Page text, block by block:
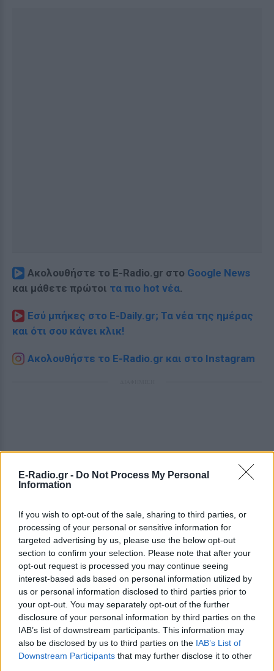
E-Radio.gr - Do Not Process My Personal
Information
If you wish to opt-out of the sale, sharing to third parties, or
processing of your personal or sensitive information for
targeted advertising by us, please use the below opt-out
section to confirm your selection. Please note that after your
opt-out request is processed you may continue seeing
interest-based ads based on personal information utilized by
us or personal information disclosed to third parties prior to
your opt-out. You may separately opt-out of the further
disclosure of your personal information by third parties on the
IAB’s list of downstream participants. This information may
also be disclosed by us to third parties on the IAB’s List of
Downstream Participants that may further disclose it to other
Ακολουθήστε το E-Radio.gr στο Google News
και μάθετε πρώτοι τα πιο hot νέα.
Εσύ μπήκες στο E-Daily.gr; Τα νέα της ημέρας
και ότι σου κάνει κλικ!
Ακολουθήστε το E-Radio.gr και στο Instagram